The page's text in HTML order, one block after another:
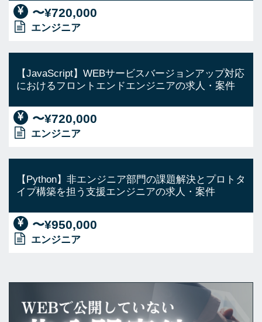
〜¥720,000
エンジニア
【JavaScript】WEBサービスバージョンアップ対応
におけるフロントエンドエンジニアの求人・案件
〜¥720,000
エンジニア
【Python】非エンジニア部門の課題解決とプロトタ
イプ構築を担う支援エンジニアの求人・案件
〜¥950,000
エンジニア